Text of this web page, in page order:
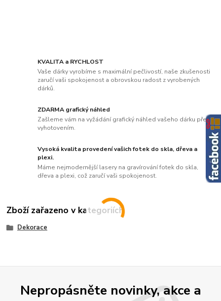
KVALITA a RYCHLOST
Vaše dárky vyrobíme s maximální pečlivostí, naše zkušenosti
zaručí vaši spokojenost a obrovskou radost z vyrobených
dárků.
ZDARMA grafický náhled
Zašleme vám na vyžádání grafický náhled vašeho dárku před
vyhotovením.
Vysoká kvalita provedení vašich fotek do skla, dřeva a
plexi.
Máme nejmodernější lasery na gravírování fotek do skla,
dřeva a plexi, což zaručí vaši spokojenost.
Zboží zařazeno v kategoriích
Dekorace
Nepropásněte novinky, akce a